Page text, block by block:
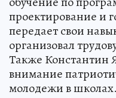
проектирование и
передает свои
организовал
Также Константин
внимание
молодежи в